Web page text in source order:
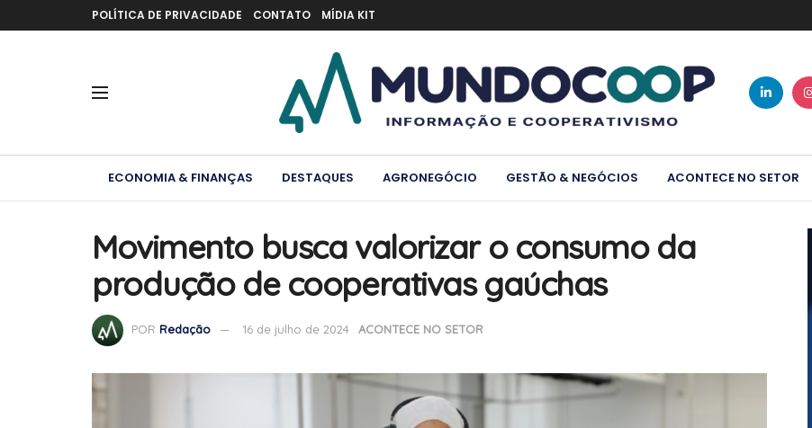
POLÍTICA DE PRIVACIDADE CONTATO MÍDIA KIT
ECONOMIA & FINANÇAS DESTAQUES AGRONEGÓCIO GESTÃO & NEGÓCIOS ACONTECE NO SETOR
Movimento busca valorizar o consumo da
produção de cooperativas gaúchas
POR Redação 16 de julho de 2024 ACONTECE NO SETOR